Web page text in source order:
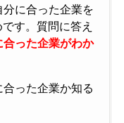
に合った企業を
す。質問に答え
った企業がわか
った企業か知る